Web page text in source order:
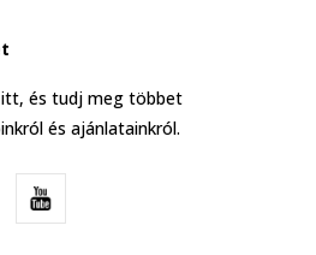
itt, és tudj meg többet
és ajánlatainkról.